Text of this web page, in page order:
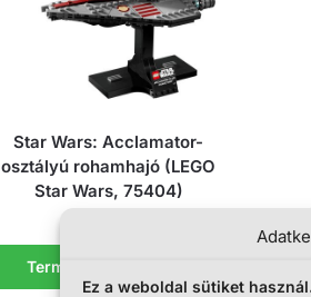
Ez a weboldal sütiket használ.
Star Wars: Acclamator-
osztályú rohamhajó (LEGO
Star Wars, 75404)
Termék megtekintése